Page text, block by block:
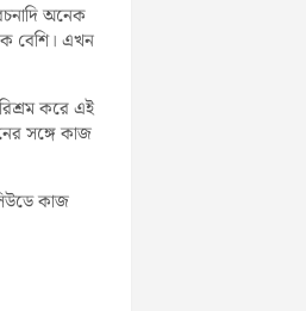
অনেক
বেশি। এখন
করে এই
সঙ্গে কাজ
কাজ